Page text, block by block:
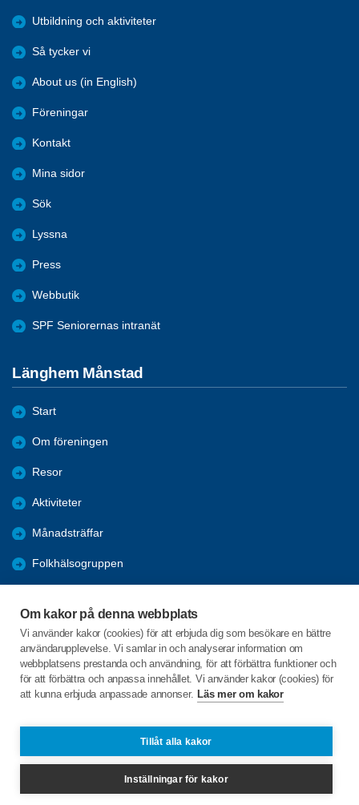
Om kakor på denna webbplats
Vi använder kakor (cookies) för att erbjuda dig som besökare en bättre
användarupplevelse. Vi samlar in och analyserar information om
webbplatsens prestanda och användning, för att förbättra funktioner och
för att förbättra och anpassa innehållet. Vi använder kakor (cookies) för
att kunna erbjuda anpassade annonser. Läs mer om kakor
Tillåt alla kakor
Inställningar för kakor
Utbildning och aktiviteter
Så tycker vi
About us (in English)
Föreningar
Kontakt
Mina sidor
Sök
Lyssna
Press
Webbutik
SPF Seniorernas intranät
Länghem Månstad
Start
Om föreningen
Resor
Aktiviteter
Månadsträffar
Folkhälsogruppen
Förmåner
C/o:Ralph Algotsson
ralph.algotsson@gmail.com